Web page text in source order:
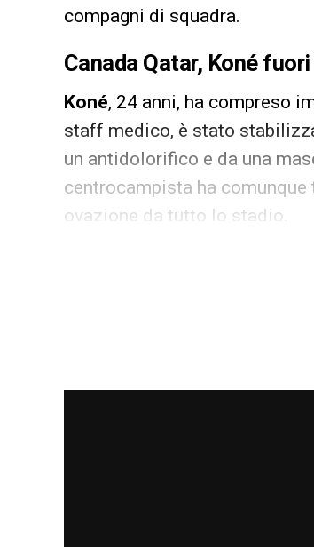
compagni di squadra.
Canada Qatar, Koné
Koné, 24 anni, ha compreso
staff medico, è stato
un antidolorifico e da una
centrocampista ha
ovazione da tutto lo stadio.
Ultime notizie Calcio
scusarsi personalmente con
Canada Qatar, Saliba
e sarà operato nelle